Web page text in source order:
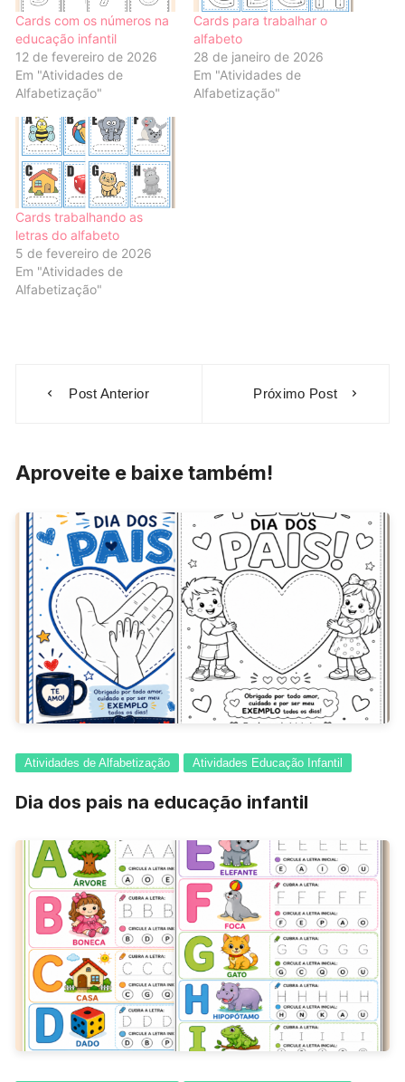
Cards com os números na
educação infantil
12 de fevereiro de 2026
Em "Atividades de
Alfabetização"
Cards para trabalhar o
alfabeto
28 de janeiro de 2026
Em "Atividades de
Alfabetização"
Cards trabalhando as
letras do alfabeto
5 de fevereiro de 2026
Em "Atividades de
Alfabetização"
Post Anterior Próximo Post
Aproveite e baixe também!
Atividades de Alfabetização Atividades Educação Infantil
Dia dos pais na educação infantil